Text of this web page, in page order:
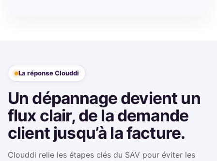
La réponse Clouddi
Un dépannage devient un
flux clair, de la demande
client jusqu’à la facture.
Clouddi relie les étapes clés du SAV pour éviter les